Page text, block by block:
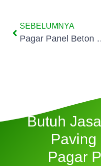
SEBELUMNYA
Pagar Panel
Butuh
Paving
Pagar